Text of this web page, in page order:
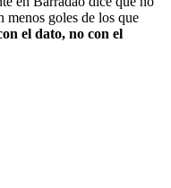
menos goles de los que
el dato, no con el